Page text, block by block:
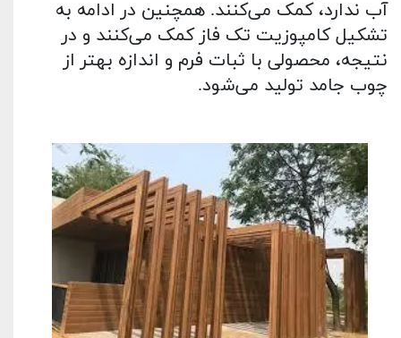
آب ندارد، کمک می‌کنند. همچنین در ادامه به
تشکیل کامپوزیت تک فاز کمک می‌کنند و در
نتیجه، محصولی با ثبات فرم و اندازه بهتر از
چوب جامد تولید می‌شود.